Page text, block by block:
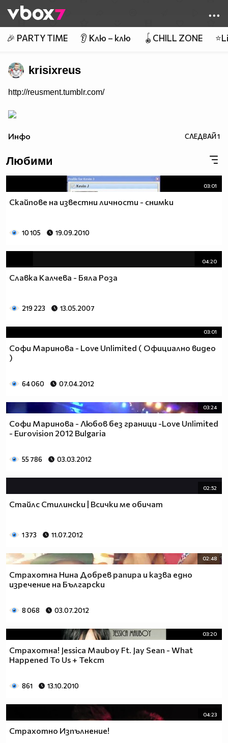
👾
🎉 PARTY TIME 👂 Клю – клю 🪀CHILL ZONE
krisixreus
http://reusment.tumblr.com/
Инфо СЛЕДВАЙ1
Любими
03:01
Скайпове на известни личности - снимки
10 105 19.09.2010
04:20
Славка Калчева - Бяла Роза
219 223 13.05.2007
03:01
Софи Маринова - Love Unlimited ( Официално видео
)
64 060 07.04.2012
03:24
Софи Маринова - Любов без граници -Love Unlimited
- Eurovision 2012 Bulgaria
55 786 03.03.2012
02:52
Стайлс Стилински | Всички ме обичат
1 373 11.07.2012
02:48
Страхотна Нина Добрев рапира и казва едно
изречение на Български
8 068 03.07.2012
03:20
Страхотна! Jessica Mauboy Ft. Jay Sean - What
Happened To Us + Текст
861 13.10.2010
04:23
Страхотно Изпълнение!